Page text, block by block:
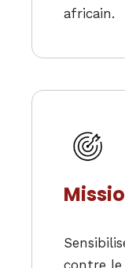
africain.
contre le